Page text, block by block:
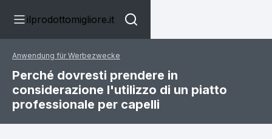
ilprodottomigliore.it
Anwendung für Werbezwecke
Perché dovresti prendere in
considerazione l'utilizzo di un piatto
professionale per capelli